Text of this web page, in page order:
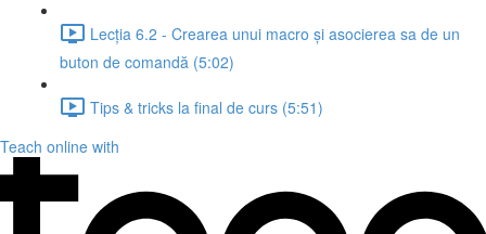
Lecția 6.2 - Crearea unui macro și asocierea sa de un
buton de comandă (5:02)
Tips & tricks la final de curs (5:51)
Teach online with